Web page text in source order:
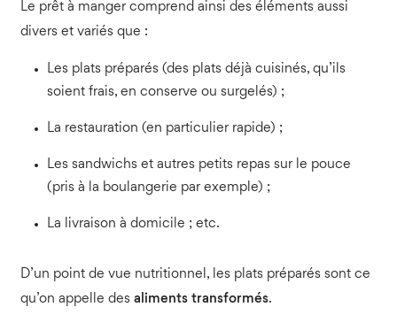
Le prêt à manger comprend ainsi des éléments aussi
divers et variés que :
Les plats préparés (des plats déjà cuisinés, qu’ils
soient frais, en conserve ou surgelés) ;
La restauration (en particulier rapide) ;
Les sandwichs et autres petits repas sur le pouce
(pris à la boulangerie par exemple) ;
La livraison à domicile ; etc.
D’un point de vue nutritionnel, les plats préparés sont ce
qu’on appelle des aliments transformés.